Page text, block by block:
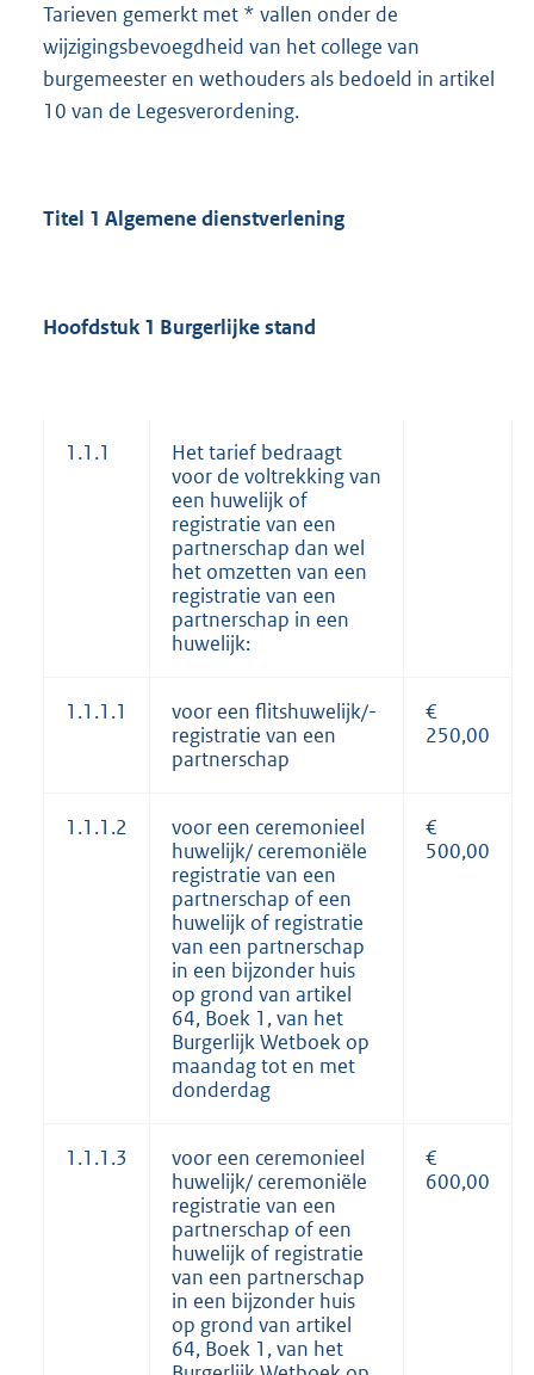
Tarieven gemerkt met * vallen onder de
wijzigingsbevoegdheid van het college van
burgemeester en wethouders als bedoeld in artikel
10 van de Legesverordening.
Titel 1 Algemene dienstverlening
Hoofdstuk 1 Burgerlijke stand
1.1.1
Het tarief bedraagt
voor de voltrekking van
een huwelijk of
registratie van een
partnerschap dan wel
het omzetten van een
registratie van een
partnerschap in een
huwelijk:
1.1.1.1
voor een flitshuwelijk/-
registratie van een
partnerschap
€
250,00
1.1.1.2
voor een ceremonieel
huwelijk/ ceremoniële
registratie van een
partnerschap of een
huwelijk of registratie
van een partnerschap
in een bijzonder huis
op grond van artikel
64, Boek 1, van het
Burgerlijk Wetboek op
maandag tot en met
donderdag
€
500,00
1.1.1.3
voor een ceremonieel
huwelijk/ ceremoniële
registratie van een
partnerschap of een
huwelijk of registratie
van een partnerschap
in een bijzonder huis
op grond van artikel
64, Boek 1, van het
€
600,00